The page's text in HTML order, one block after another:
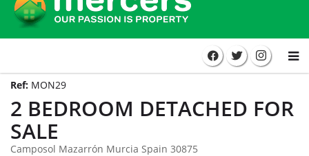
Ref: MON29
2 BEDROOM DETACHED FOR
SALE
Camposol Mazarrón Murcia Spain 30875